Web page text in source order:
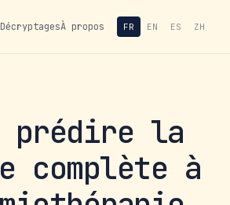
DécryptagesÀ propos FR EN ES ZH
: prédire la
complète à